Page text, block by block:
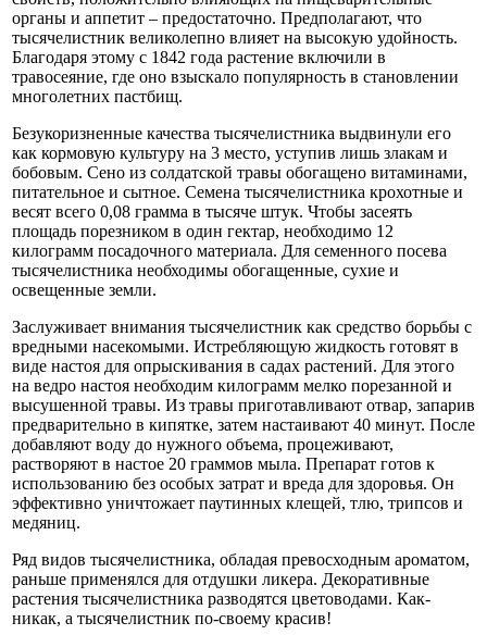
органы и аппетит – предостаточно. Предполагают, что
тысячелистник великолепно влияет на высокую удойность.
Благодаря этому с 1842 года растение включили в
травосеяние, где оно взыскало популярность в становлении
многолетних пастбищ.
Безукоризненные качества тысячелистника выдвинули его
как кормовую культуру на 3 место, уступив лишь злакам и
бобовым. Сено из солдатской травы обогащено витаминами,
питательное и сытное. Семена тысячелистника крохотные и
весят всего 0,08 грамма в тысяче штук. Чтобы засеять
площадь порезником в один гектар, необходимо 12
килограмм посадочного материала. Для семенного посева
тысячелистника необходимы обогащенные, сухие и
освещенные земли.
Заслуживает внимания тысячелистник как средство борьбы с
вредными насекомыми. Истребляющую жидкость готовят в
виде настоя для опрыскивания в садах растений. Для этого
на ведро настоя необходим килограмм мелко порезанной и
высушенной травы. Из травы приготавливают отвар, запарив
предварительно в кипятке, затем настаивают 40 минут. После
добавляют воду до нужного объема, процеживают,
растворяют в настое 20 граммов мыла. Препарат готов к
использованию без особых затрат и вреда для здоровья. Он
эффективно уничтожает паутинных клещей, тлю, трипсов и
медяниц.
Ряд видов тысячелистника, обладая превосходным ароматом,
раньше применялся для отдушки ликера. Декоративные
растения тысячелистника разводятся цветоводами. Как-
никак, а тысячелистник по-своему красив!